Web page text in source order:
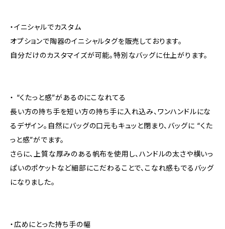
・イニシャルでカスタム
オプションで陶器のイニシャルタグを販売しております。
自分だけのカスタマイズが可能。特別なバッグに仕上がります。
・ “くたっと感”があるのにこなれてる
長い方の持ち手を短い方の持ち手に入れ込み、ワンハンドルにな
るデザイン。自然にバッグの口元もキュッと閉まり、バッグに “くた
っと感”がでます。
さらに、上質な厚みのある帆布を使用し、ハンドルの太さや横いっ
ぱいのポケットなど細部にこだわることで、こなれ感もでるバッグ
になりました。
・広めにとった持ち手の幅